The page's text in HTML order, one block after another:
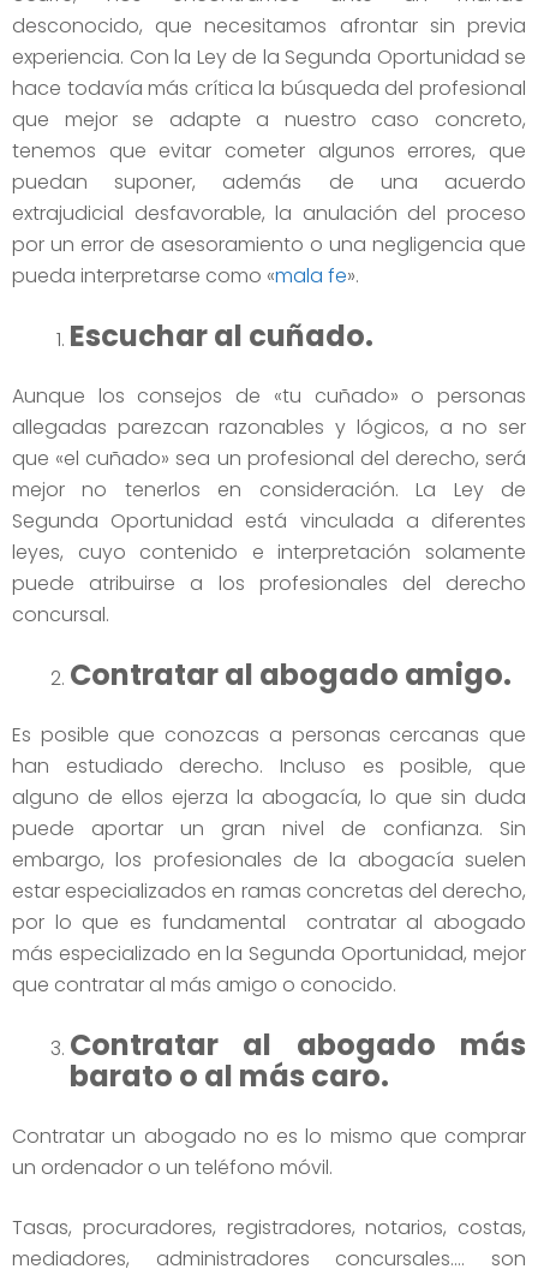
desconocido, que necesitamos afrontar sin previa
experiencia. Con la Ley de la Segunda Oportunidad se
hace todavía más crítica la búsqueda del profesional
que mejor se adapte a nuestro caso concreto,
tenemos que evitar cometer algunos errores, que
puedan suponer, además de una acuerdo
extrajudicial desfavorable, la anulación del proceso
por un error de asesoramiento o una negligencia que
pueda interpretarse como «mala fe».
Escuchar al cuñado.
Aunque los consejos de «tu cuñado» o personas
allegadas parezcan razonables y lógicos, a no ser
que «el cuñado» sea un profesional del derecho, será
mejor no tenerlos en consideración. La Ley de
Segunda Oportunidad está vinculada a diferentes
leyes, cuyo contenido e interpretación solamente
puede atribuirse a los profesionales del derecho
concursal.
Contratar al abogado amigo.
Es posible que conozcas a personas cercanas que
han estudiado derecho. Incluso es posible, que
alguno de ellos ejerza la abogacía, lo que sin duda
puede aportar un gran nivel de confianza. Sin
embargo, los profesionales de la abogacía suelen
estar especializados en ramas concretas del derecho,
por lo que es fundamental contratar al abogado
más especializado en la Segunda Oportunidad, mejor
que contratar al más amigo o conocido.
Contratar al abogado más
barato o al más caro.
Contratar un abogado no es lo mismo que comprar
un ordenador o un teléfono móvil.
Tasas, procuradores, registradores, notarios, costas,
mediadores, administradores concursales…. son